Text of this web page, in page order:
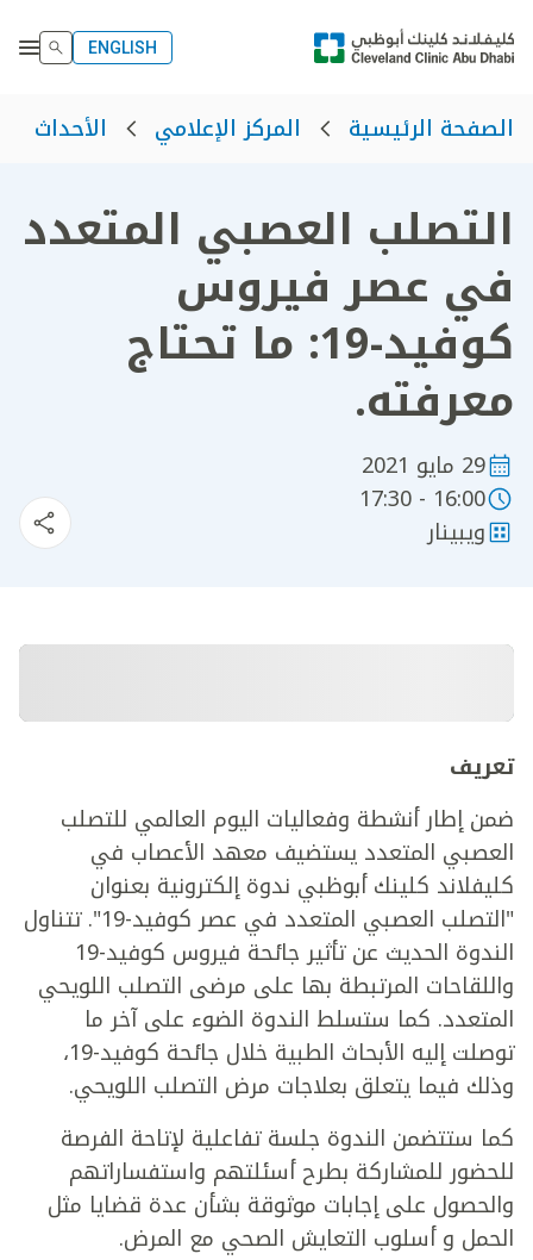
ENGLISH
الصفحة الرئيسية المركز الإعلامي الأحداث
التصلب العصبي المتعدد
في عصر فيروس
كوفيد-19: ما تحتاج
معرفته.
29 مايو 2021
16:00 - 17:30
ويبينار
تعريف
ضمن إطار أنشطة وفعاليات اليوم العالمي للتصلب
العصبي المتعدد يستضيف معهد الأعصاب في
كليفلاند كلينك أبوظبي ندوة إلكترونية بعنوان
"التصلب العصبي المتعدد في عصر كوفيد-19". تتناول
الندوة الحديث عن تأثير جائحة فيروس كوفيد-19
واللقاحات المرتبطة بها على مرضى التصلب اللويحي
المتعدد. كما ستسلط الندوة الضوء على آخر ما
توصلت إليه الأبحاث الطبية خلال جائحة كوفيد-19،
وذلك فيما يتعلق بعلاجات مرض التصلب اللويحي.
كما ستتضمن الندوة جلسة تفاعلية لإتاحة الفرصة
للحضور للمشاركة بطرح أسئلتهم واستفساراتهم
والحصول على إجابات موثوقة بشأن عدة قضايا مثل
الحمل و أسلوب التعايش الصحي مع المرض.